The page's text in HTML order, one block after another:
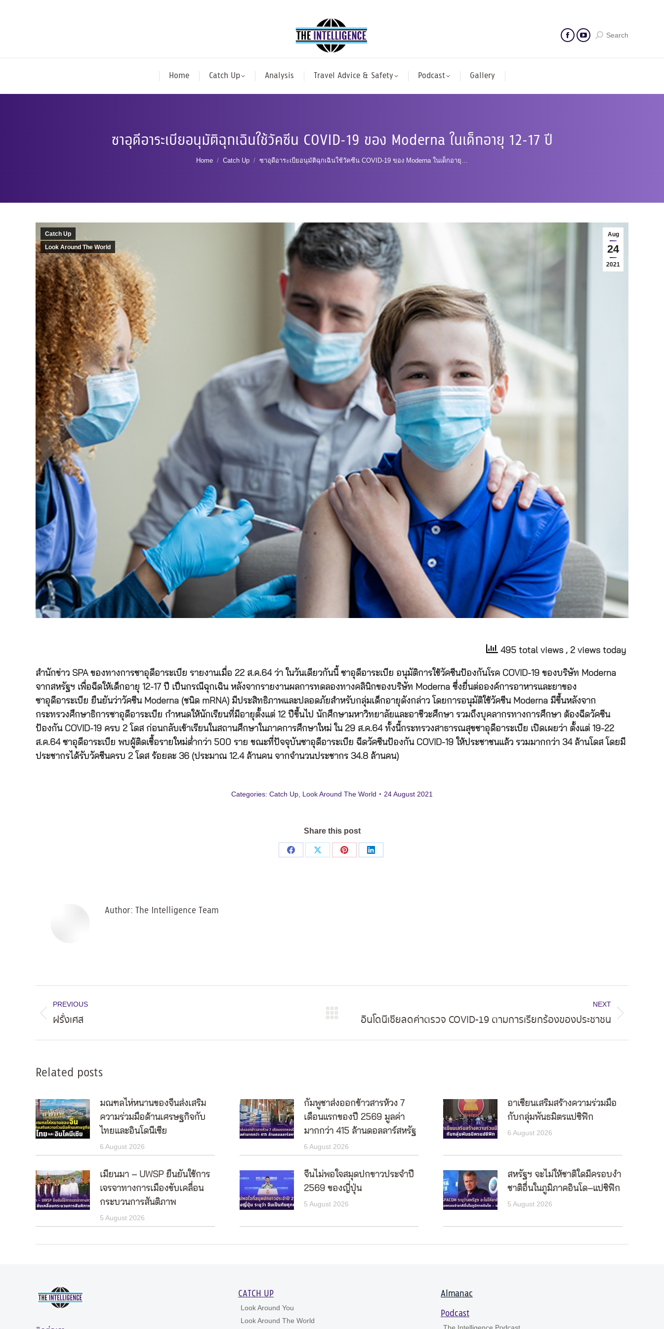
Search
Home Catch Up Analysis Travel Advice & Safety Podcast Gallery
ซาอุดีอาระเบียอนุมัติฉุกเฉินใช้วัคซีน COVID-19 ของ Moderna ในเด็กอายุ 12-17 ปี
You are here:
Home Catch Up ซาอุดีอาระเบียอนุมัติฉุกเฉินใช้วัคซีน COVID-19 ของ Moderna ในเด็กอายุ…
Aug
24
2021
Catch Up
Look Around The World
495 total views , 2 views today
สำนักข่าว SPA ของทางการซาอุดีอาระเบีย รายงานเมื่อ 22 ส.ค.64 ว่า ในวันเดียวกันนี้ ซาอุดีอาระเบีย อนุมัติการใช้วัคซีนป้องกันโรค COVID-19 ของบริษัท Moderna
จากสหรัฐฯ เพื่อฉีดให้เด็กอายุ 12-17 ปี เป็นกรณีฉุกเฉิน หลังจากรายงานผลการทดลองทางคลินิกของบริษัท Moderna ซึ่งยื่นต่อองค์การอาหารและยาของ
ซาอุดีอาระเบีย ยืนยันว่าวัคซีน Moderna (ชนิด mRNA) มีประสิทธิภาพและปลอดภัยสำหรับกลุ่มเด็กอายุดังกล่าว โดยการอนุมัติใช้วัคซีน Moderna มีขึ้นหลังจาก
กระทรวงศึกษาธิการซาอุดีอาระเบีย กำหนดให้นักเรียนที่มีอายุตั้งแต่ 12 ปีขึ้นไป นักศึกษามหาวิทยาลัยและอาชีวะศึกษา รวมถึงบุคลากรทางการศึกษา ต้องฉีดวัคซีน
ป้องกัน COVID-19 ครบ 2 โดส ก่อนกลับเข้าเรียนในสถานศึกษาในภาคการศึกษาใหม่ ใน 29 ส.ค.64 ทั้งนี้กระทรวงสาธารณสุขซาอุดีอาระเบีย เปิดเผยว่า ตั้งแต่ 19-22
ส.ค.64 ซาอุดีอาระเบีย พบผู้ติดเชื้อรายใหม่ต่ำกว่า 500 ราย ขณะที่ปัจจุบันซาอุดีอาระเบีย ฉีดวัคซีนป้องกัน COVID-19 ให้ประชาชนแล้ว รวมมากกว่า 34 ล้านโดส โดยมี
ประชากรได้รับวัคซีนครบ 2 โดส ร้อยละ 36 (ประมาณ 12.4 ล้านคน จากจำนวนประชากร 34.8 ล้านคน)
Categories: Catch Up Look Around The World 24 August 2021
Share this post
Share
Share
Share
Share
Author: The Intelligence Team
navigation
PREVIOUS
Previous
ฝรั่งเศส
NEXT
Next
อินโดนีเซียลดค่าตรวจ COVID-19 ตามการเรียกร้องของประชาชน
Related posts
มณฑลไห่หนานของจีนส่งเสริม
ความร่วมมือด้านเศรษฐกิจกับ
ไทยและอินโดนีเซีย
6 August 2026
กัมพูชาส่งออกข้าวสารห้วง 7
เดือนแรกของปี 2569 มูลค่า
มากกว่า 415 ล้านดอลลาร์สหรัฐ
6 August 2026
อาเซียนเสริมสร้างความร่วมมือ
กับกลุ่มพันธมิตรแปซิฟิก
6 August 2026
เมียนมา – UWSP ยืนยันใช้การ
เจรจาทางการเมืองขับเคลื่อน
กระบวนการสันติภาพ
5 August 2026
จีนไม่พอใจสมุดปกขาวประจำปี
2569 ของญี่ปุ่น
5 August 2026
สหรัฐฯ จะไม่ให้ชาติใดมีครอบงำ
ชาติอื่นในภูมิภาคอินโด–แปซิฟิก
5 August 2026
CATCH UP
Look Around You
Look Around The World
Almanac
Podcast